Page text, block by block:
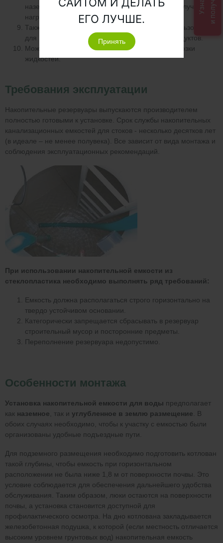
наземным способом они позволяет солнечным лучам
нагревать воду.
Также накопительные емкости могут быть использованы
для питьевой воды или хранения пищевых продуктов.
Можно использовать как резервуары для перевозки
жидкостей.
Требования эксплуатации
Накопительные резервуары выпускаются производителем
полностью готовыми к установке. Срок службы накопительных
канализационных емкостей для стоков - несколько десятков лет
(в идеале – не менее полувека). Все зависит от вида монтажа и
соблюдения эксплуатационных рекомендаций.
При использовании накопительной емкости из
стеклопластика необходимо выполнять ряд требований:
Емкость должна располагаться строго горизонтально на
твердо устойчивом основании.
Категорически запрещается сбрасывать в резервуар
строительный мусор и посторонние предметы.
Переполнение резервуара недопустимо.
Особенности монтажа
Установка накопительной емкости для воды предполагает
как наземное , так и углубленное в землю размещение . В
обоих случаях необходимо, чтобы к участку с емкостью были
организованы удобные подъездные пути.
Для подземного размещения необходимо подготовить котлован
такой глубины, чтобы емкость при горизонтальном
расположении не была ниже 1,8 м от поверхности почвы. Это
условие соблюдается для обеспечения дальнейшего удобства
обслуживания. Таким образом, люки остаются на поверхности
почвы, а установка становится доступной для
профилактического осмотра. На дно котлована закладывается
железобетонная подушка, к которой (если местность отличается
высоким уровнем грунтовых вод) накопительная емкость
ЕГО ЛУЧШЕ.
Принять